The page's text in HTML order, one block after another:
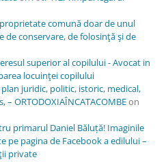
comună doar de unul
de conservare, de folosinţă şi de
superior al copilului - Avocat in
locuinţei copilului
juridic, politic, istoric, medical,
ORTODOXIAÎNCATACOMBEon
primarul Daniel Băluță! Imaginile
pe pagina de Facebook a edilului –
private